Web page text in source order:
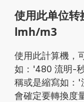
使用此单位
lmh/m3
使用此計算機，
如：'480 流明-
稱或是縮寫如：
會確定要轉換度